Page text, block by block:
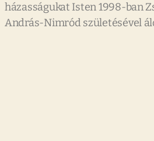
házasságukat Isten 1998-ban
András-Nimród születésével